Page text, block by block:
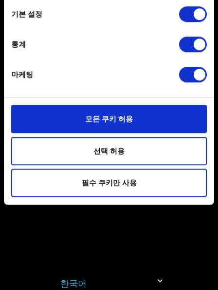
Collect information about your geographical
Identify your device by actively scanning it for
Find out more about how your personal data is processed
일부 쿠키는 웹 사이트를 정상적으로 이용하기 위해
관련 기술적 피드백을 제공하여 사용자의 웹사이트 이용
환경을 개선하기 위해 사용됩니다. 예를 들어, 소셜
파악하기 위해 쿠키의 일부를 저희 파트너와 공유할 수도
있습니다. 물론, 이처럼 선택적으로 쿠키를 사용할
경우에는 사용자의 동의를 구할 것입니다.
기본 설정
통계
마케팅
모든 쿠키 허용
선택 허용
필수 쿠키만 사용
사용할 수 있으므로, 보안 코드를 입력하기 전에 로그인
창을 닫지 마세요.
15분 정도 기다렸다가 코드를 다시 요청하세요. 주의:
코드를 너무 자주 요청하면 계정이 일시적으로 차단될 수
위의 단계가 도움이 되지 않는 경우 이메일 제공업체에
보낸 메시지를 받을 수 없다고 문의하시기 바랍니다.
도움이 필요하신가요?
문의
한국어